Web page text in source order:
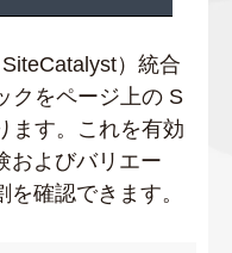
）統合
クをページ上の S
ます。これを有効
およびバリエー
確認できます。